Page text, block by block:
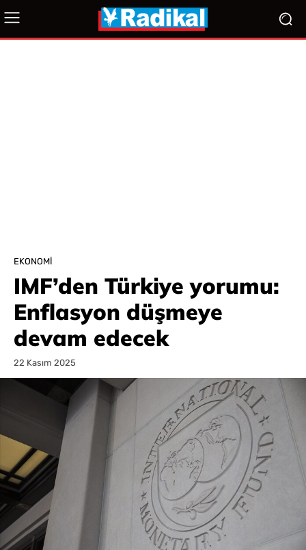
EKONOMI
IMF’den Türkiye yorumu:
Enflasyon düşmeye
devam edecek
22 Kasım 2025